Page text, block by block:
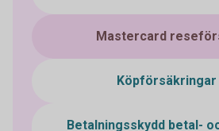
Mastercard
Köpförsäkringar
Betalningsskydd betal-